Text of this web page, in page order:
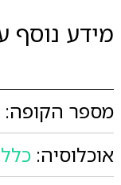
מידע
מספר הקופה:
אוכלוסיה: